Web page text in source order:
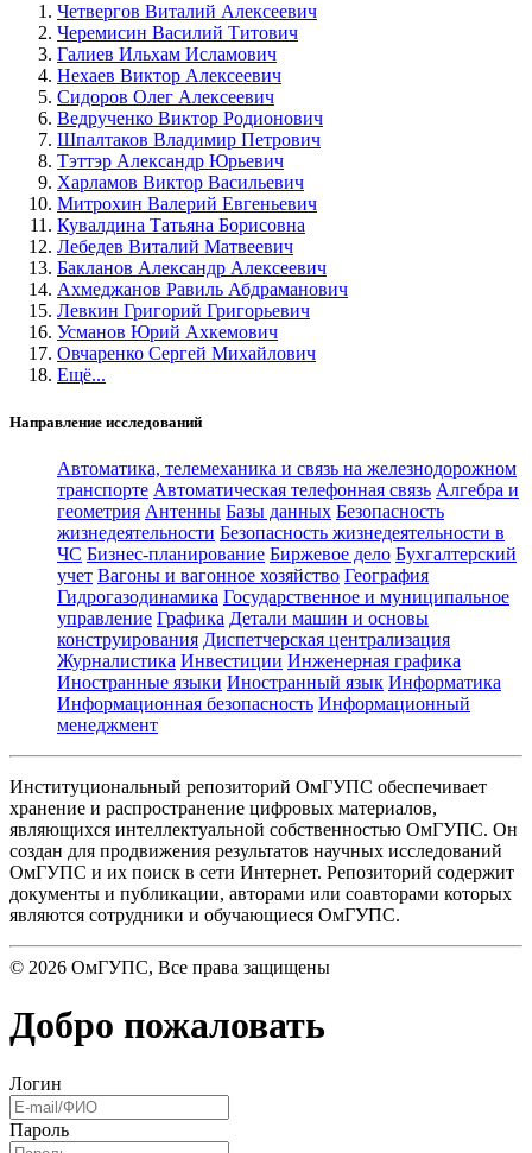
Четвергов Виталий Алексеевич
Черемисин Василий Титович
Галиев Ильхам Исламович
Нехаев Виктор Алексеевич
Сидоров Олег Алексеевич
Ведрученко Виктор Родионович
Шпалтаков Владимир Петрович
Тэттэр Александр Юрьевич
Харламов Виктор Васильевич
Митрохин Валерий Евгеньевич
Кувалдина Татьяна Борисовна
Лебедев Виталий Матвеевич
Бакланов Александр Алексеевич
Ахмеджанов Равиль Абдраманович
Левкин Григорий Григорьевич
Усманов Юрий Ахкемович
Овчаренко Сергей Михайлович
Ещё...
Направление исследований
Автоматика, телемеханика и связь на железнодорожном
транспорте Автоматическая телефонная связь Алгебра и
геометрия Антенны Базы данных Безопасность
жизнедеятельности Безопасность жизнедеятельности в
ЧС Бизнес-планирование Биржевое дело Бухгалтерский
учет Вагоны и вагонное хозяйство География
Гидрогазодинамика Государственное и муниципальное
управление Графика Детали машин и основы
конструирования Диспетчерская централизация
Журналистика Инвестиции Инженерная графика
Иностранные языки Иностранный язык Информатика
Информационная безопасность Информационный
менеджмент
Институциональный репозиторий ОмГУПС обеспечивает
хранение и распространение цифровых материалов,
являющихся интеллектуальной собственностью ОмГУПС. Он
создан для продвижения результатов научных исследований
ОмГУПС и их поиск в сети Интернет. Репозиторий содержит
документы и публикации, авторами или соавторами которых
являются сотрудники и обучающиеся ОмГУПС.
© 2026 ОмГУПС, Все права защищены
Добро пожаловать
Логин
Пароль